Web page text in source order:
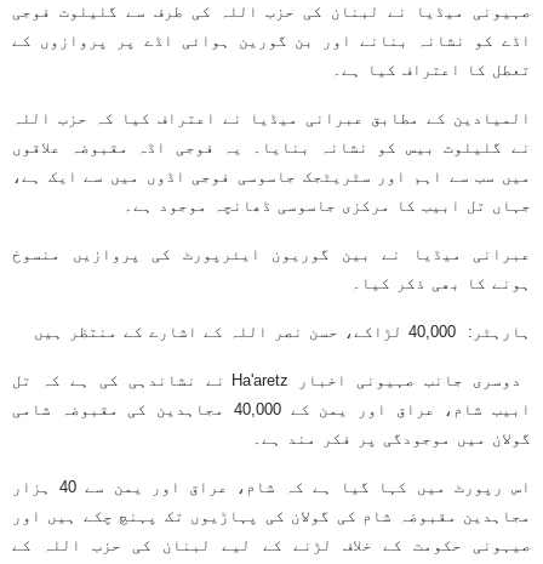
صہیونی میڈیا نے لبنان کی حزب اللہ کی طرف سے گلیلوت فوجی
اڈے کو نشانہ بنانے اور بن گورین ہوائی اڈے پر پروازوں کے
تعطل کا اعتراف کیا ہے۔
المیادین کے مطابق عبرانی میڈیا نے اعتراف کیا کہ حزب اللہ
نے گلیلوت بیس کو نشانہ بنایا۔ یہ فوجی اڈہ مقبوضہ علاقوں
میں سب سے اہم اور سٹریٹجک جاسوسی فوجی اڈوں میں سے ایک ہے،
جہاں تل ابیب کا مرکزی جاسوسی ڈھانچہ موجود ہے۔
عبرانی میڈیا نے بین گوریون ایئرپورٹ کی پروازیں منسوخ
ہونے کا بھی ذکر کیا۔
ہارہٹر: 40,000 لڑاکے، حسن نصر اللہ کے اشارے کے منتظر ہیں
دوسری جانب صہیونی اخبار Ha'aretz نے نشاندہی کی ہے کہ تل
ابیب شام، عراق اور یمن کے 40,000 مجاہدین کی مقبوضہ شامی
گولان میں موجودگی پر فکر مند ہے۔
اس رپورٹ میں کہا گیا ہے کہ شام، عراق اور یمن سے 40 ہزار
مجاہدین مقبوضہ شام کی گولان کی پہاڑیوں تک پہنچ چکے ہیں اور
صیہونی حکومت کے خلاف لڑنے کے لیے لبنان کی حزب اللہ کے